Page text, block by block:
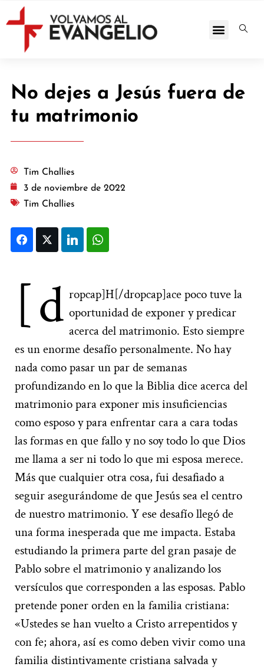
No dejes a Jesús fuera de
tu matrimonio
Tim Challies
3 de noviembre de 2022
Tim Challies
FacebookTwitter LinkedIn
[d ropcap]H[/dropcap]ace poco tuve la
oportunidad de exponer y predicar
acerca del matrimonio. Esto siempre
es un enorme desafío personalmente. No hay
nada como pasar un par de semanas
profundizando en lo que la Biblia dice acerca del
matrimonio para exponer mis insuficiencias
como esposo y para enfrentar cara a cara todas
las formas en que fallo y no soy todo lo que Dios
me llama a ser ni todo lo que mi esposa merece.
Más que cualquier otra cosa, fui desafiado a
seguir asegurándome de que Jesús sea el centro
de nuestro matrimonio. Y ese desafío llegó de
una forma inesperada que me impacta. Estaba
estudiando la primera parte del gran pasaje de
Pablo sobre el matrimonio y analizando los
versículos que corresponden a las esposas. Pablo
pretende poner orden en la familia cristiana:
«Ustedes se han vuelto a Cristo arrepentidos y
con fe; ahora, así es como deben vivir como una
familia distintivamente cristiana salvada y